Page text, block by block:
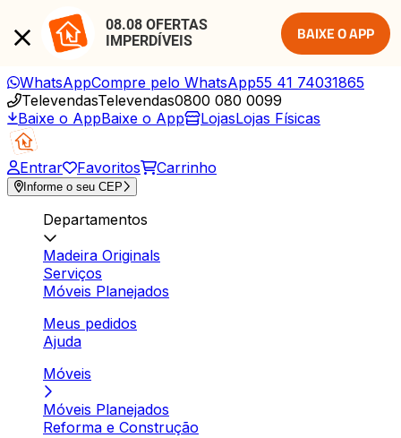
08.08 OFERTAS
IMPERDÍVEIS
BAIXE O APP
WhatsAppCompre pelo WhatsApp55 41 74031865
TelevendasTelevendas0800 080 0099
Baixe o AppBaixe o App LojasLojas Físicas
Entrar Favoritos Carrinho
Informe o seu CEP
Departamentos
Madeira Originals
Serviços
Móveis Planejados
Meus pedidos
Ajuda
Móveis
Móveis Planejados
Reforma e Construção